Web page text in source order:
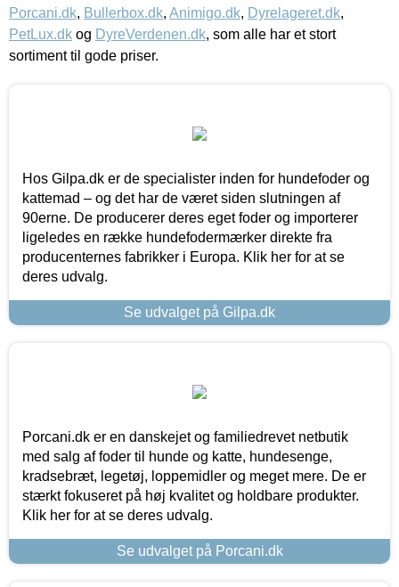
Porcani.dk, Bullerbox.dk, Animigo.dk, Dyrelageret.dk,
PetLux.dk og DyreVerdenen.dk, som alle har et stort
sortiment til gode priser.
Hos Gilpa.dk er de specialister inden for hundefoder og
kattemad – og det har de været siden slutningen af
90erne. De producerer deres eget foder og importerer
ligeledes en række hundefodermærker direkte fra
producenternes fabrikker i Europa. Klik her for at se
deres udvalg.
Se udvalget på Gilpa.dk
Porcani.dk er en danskejet og familiedrevet netbutik
med salg af foder til hunde og katte, hundesenge,
kradsebræt, legetøj, loppemidler og meget mere. De er
stærkt fokuseret på høj kvalitet og holdbare produkter.
Klik her for at se deres udvalg.
Se udvalget på Porcani.dk